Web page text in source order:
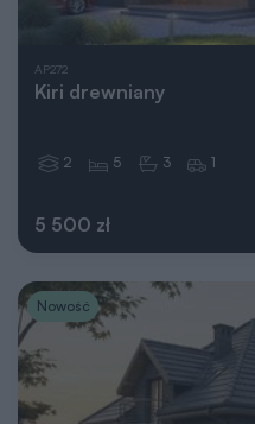
AP272
Kiri drewniany
5 500 zł
2 5 3 1
Nowość